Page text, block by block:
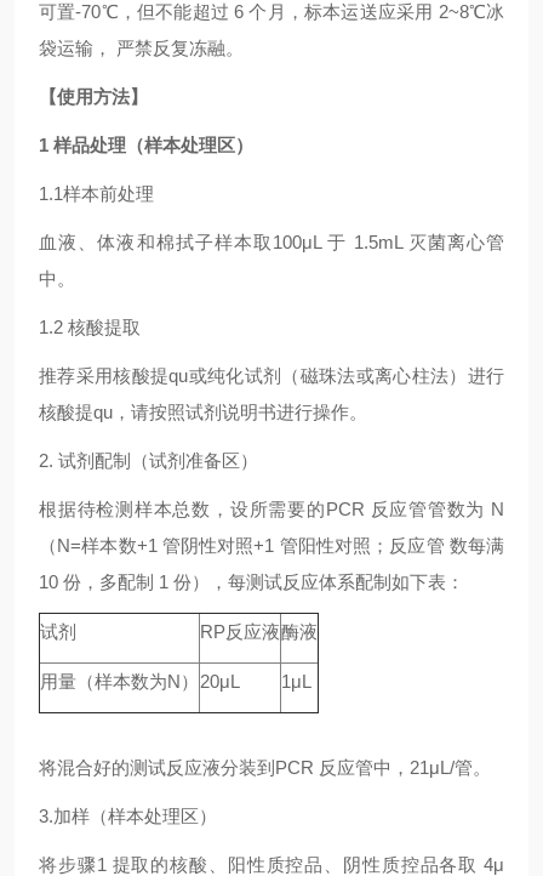
可置-70℃，但不能超过 6 个月，标本运送应采用 2~8℃冰
袋运输， 严禁反复冻融。
【使用方法】
1 样品处理（样本处理区）
1.1样本前处理
血液、体液和棉拭子样本取100μL 于 1.5mL 灭菌离心管
中。
1.2 核酸提取
推荐采用核酸提qu或纯化试剂（磁珠法或离心柱法）进行
核酸提qu，请按照试剂说明书进行操作。
2. 试剂配制（试剂准备区）
根据待检测样本总数，设所需要的PCR 反应管管数为 N
（N=样本数+1 管阴性对照+1 管阳性对照；反应管 数每满
10 份，多配制 1 份），每测试反应体系配制如下表：
试剂 RP反应液酶液
用量（样本数为N） 20μL 1μL
将混合好的测试反应液分装到PCR 反应管中，21μL/管。
3.加样（样本处理区）
将步骤1 提取的核酸、阳性质控品、阴性质控品各取 4μ